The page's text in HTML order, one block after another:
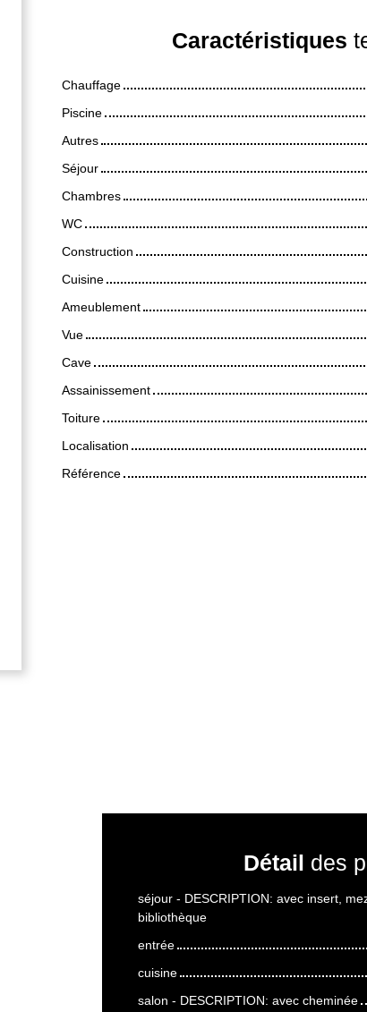
Caractéristiques
Chauffage
Piscine
Autres
Séjour
Chambres
WC
Construction
Cuisine
Ameublement
Vue
Cave
Assainissement
Toiture
Localisation
Référence
Détail des
séjour - DESCRIPTION: avec insert,
bibliothèque
entrée
cuisine
salon - DESCRIPTION: avec cheminée